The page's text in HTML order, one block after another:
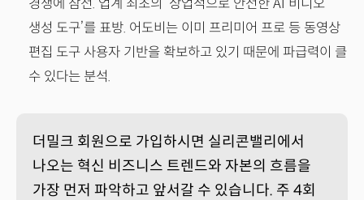
경쟁에 참전. 업계 최초의 ‘상업적으로 안전한 AI 비디오
생성 도구’를 표방. 어도비는 이미 프리미어 프로 등 동영상
편집 도구 사용자 기반을 확보하고 있기 때문에 파급력이 클
수 있다는 분석.
더밀크 회원으로 가입하시면 실리콘밸리에서
나오는 혁신 비즈니스 트렌드와 자본의 흐름을
가장 먼저 파악하고 앞서갈 수 있습니다. 주 4회